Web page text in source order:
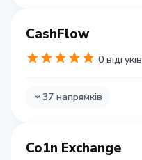
CashFlow
0 відгуків
37 напрямків
Co1n Exchange